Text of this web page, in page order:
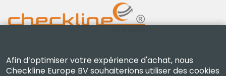
Checkline Europe B.V. — spécialistes de la fourniture,
de l'étalonnage, de la certification et de la réparation
Afin d’optimiser votre expérience d'achat, nous
Checkline Europe BV souhaiterions utiliser des cookies